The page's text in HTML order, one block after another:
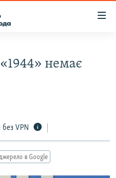
немає
VPN
в Google